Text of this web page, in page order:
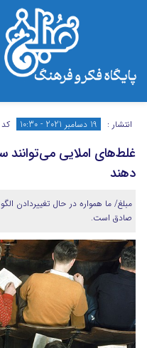
تلگرام
انتشار : 19 دسامبر 2021 - 10:30
غلط‌های املایی
دهند
مبلغ/ ما همواره در حال تغییردادن
صادق است.